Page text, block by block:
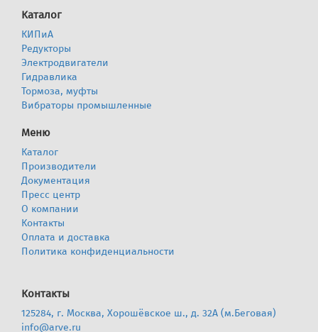
Каталог
КИПиА
Редукторы
Электродвигатели
Гидравлика
Тормоза, муфты
Вибраторы промышленные
Меню
Каталог
Производители
Документация
Пресс центр
О компании
Контакты
Оплата и доставка
Политика конфиденциальности
Контакты
125284, г. Москва, Хорошёвское ш., д. 32А (м.Беговая)
info@arve.ru